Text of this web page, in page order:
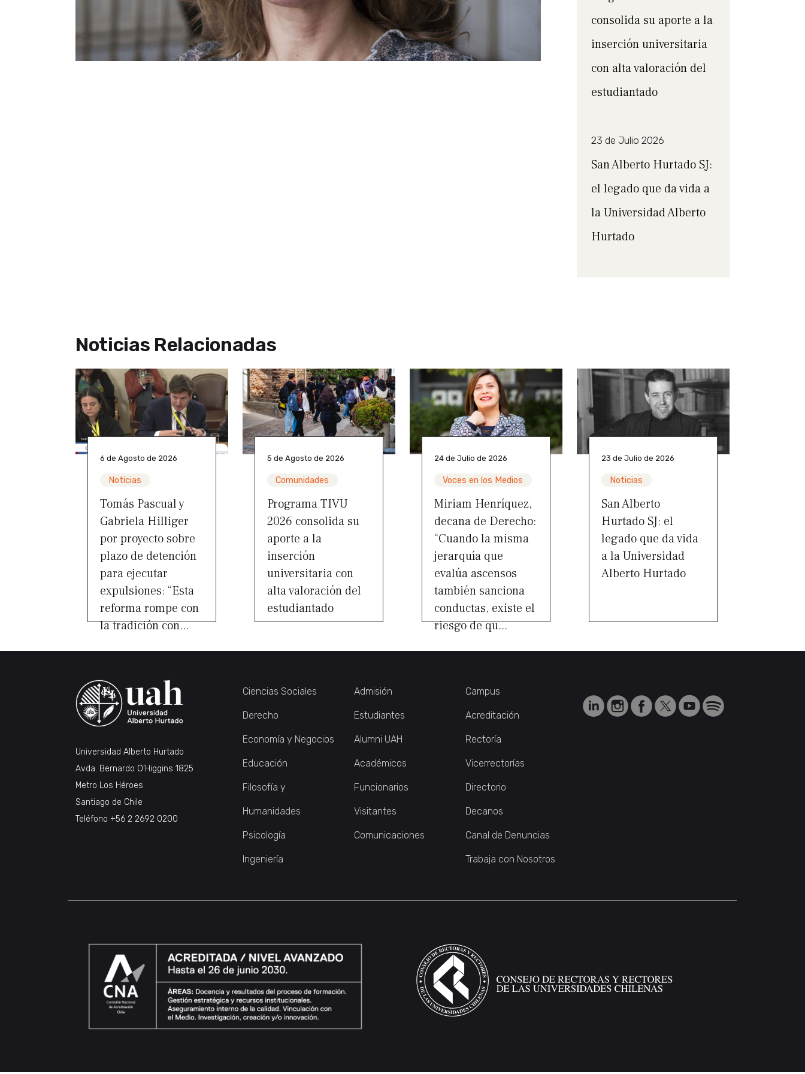
consolida su aporte a la
inserción universitaria
con alta valoración del
estudiantado
23 de Julio 2026
San Alberto Hurtado SJ:
el legado que da vida a
la Universidad Alberto
Hurtado
Noticias Relacionadas
6 de Agosto de 2026
Noticias
Tomás Pascual y
Gabriela Hilliger
por proyecto sobre
plazo de detención
para ejecutar
expulsiones: “Esta
reforma rompe con
la tradición con...
5 de Agosto de 2026
Comunidades
Programa TIVU
2026 consolida su
aporte a la
inserción
universitaria con
alta valoración del
estudiantado
24 de Julio de 2026
Voces en los Medios
Miriam Henríquez,
decana de Derecho:
“Cuando la misma
jerarquía que
evalúa ascensos
también sanciona
conductas, existe el
riesgo de qu...
23 de Julio de 2026
Noticias
San Alberto
Hurtado SJ: el
legado que da vida
a la Universidad
Alberto Hurtado
Universidad Alberto Hurtado
Avda. Bernardo O’Higgins 1825
Metro Los Héroes
Santiago de Chile
Teléfono +56 2 2692 0200
Ciencias Sociales
Derecho
Economía y Negocios
Educación
Filosofía y
Humanidades
Psicología
Ingeniería
Admisión
Estudiantes
Alumni UAH
Académicos
Funcionarios
Visitantes
Comunicaciones
Campus
Acreditación
Rectoría
Vicerrectorías
Directorio
Decanos
Canal de Denuncias
Trabaja con Nosotros